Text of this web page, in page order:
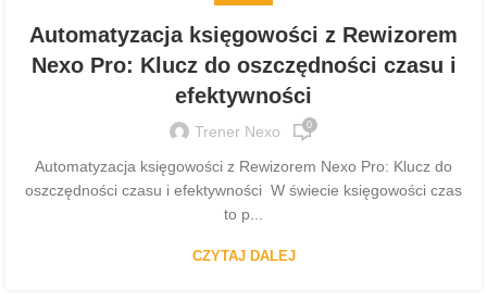
Automatyzacja księgowości z Rewizorem
Nexo Pro: Klucz do oszczędności czasu i
efektywności
Trener Nexo 0
Automatyzacja księgowości z Rewizorem Nexo Pro: Klucz do
oszczędności czasu i efektywności W świecie księgowości czas
to p...
CZYTAJ DALEJ